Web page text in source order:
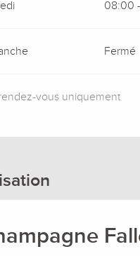
08:00
Fermé
vous uniquement